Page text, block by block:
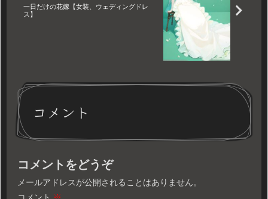
一日だけの花嫁【女装、ウェディングドレ
ス】
コメント
コメントをどうぞ
メールアドレスが公開されることはありません。